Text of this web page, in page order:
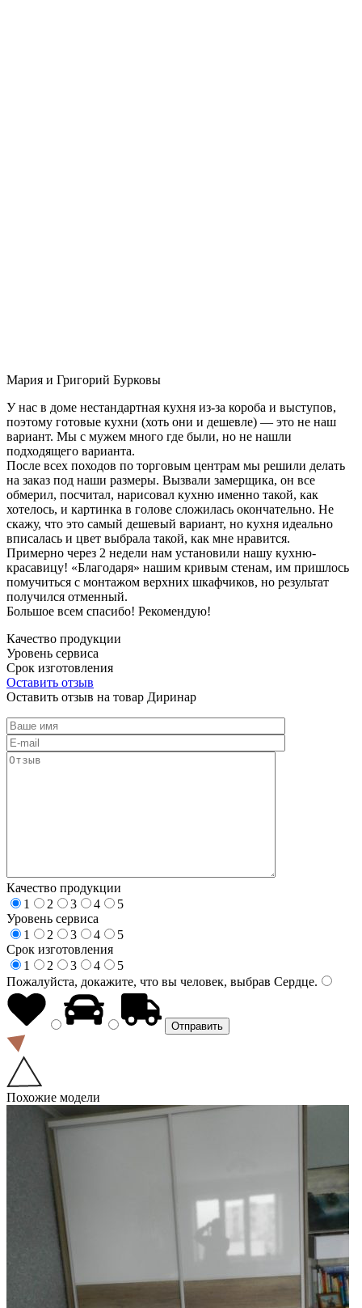
Мария и Григорий Бурковы
У нас в доме нестандартная кухня из-за короба и выступов,
поэтому готовые кухни (хоть они и дешевле) — это не наш
вариант. Мы с мужем много где были, но не нашли
подходящего варианта.
После всех походов по торговым центрам мы решили делать
на заказ под наши размеры. Вызвали замерщика, он все
обмерил, посчитал, нарисовал кухню именно такой, как
хотелось, и картинка в голове сложилась окончательно. Не
скажу, что это самый дешевый вариант, но кухня идеально
вписалась и цвет выбрала такой, как мне нравится.
Примерно через 2 недели нам установили нашу кухню-
красавицу! «Благодаря» нашим кривым стенам, им пришлось
помучиться с монтажом верхних шкафчиков, но результат
получился отменный.
Большое всем спасибо! Рекомендую!
Качество продукции
Уровень сервиса
Срок изготовления
Оставить отзыв
Оставить отзыв на товар Диринар
Качество продукции
1
2 3 4
5
Уровень сервиса
1
2 3 4
5
Срок изготовления
1
2 3 4
5
Пожалуйста, докажите, что вы человек, выбрав Сердце.
Похожие модели